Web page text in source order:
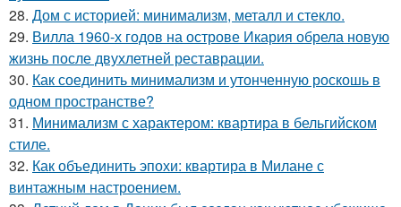
28. Дом с историей: минимализм, металл и стекло.
29. Вилла 1960-х годов на острове Икария обрела новую
жизнь после двухлетней реставрации.
30. Как соединить минимализм и утонченную роскошь в
одном пространстве?
31. Минимализм с характером: квартира в бельгийском
стиле.
32. Как объединить эпохи: квартира в Милане с
винтажным настроением.